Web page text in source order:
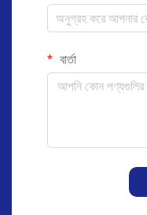
বার্তা